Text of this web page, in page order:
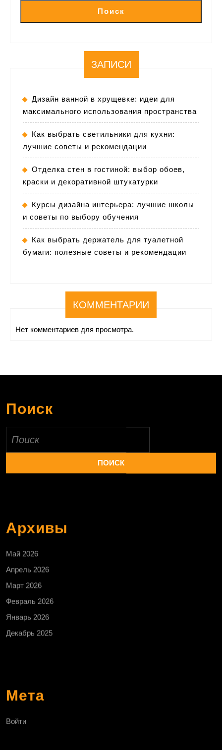
Поиск
ЗАПИСИ
Дизайн ванной в хрущевке: идеи для
максимального использования пространства
Как выбрать светильники для кухни:
лучшие советы и рекомендации
Отделка стен в гостиной: выбор обоев,
краски и декоративной штукатурки
Курсы дизайна интерьера: лучшие школы
и советы по выбору обучения
Как выбрать держатель для туалетной
бумаги: полезные советы и рекомендации
КОММЕНТАРИИ
Нет комментариев для просмотра.
Поиск
Архивы
Май 2026
Апрель 2026
Март 2026
Февраль 2026
Январь 2026
Декабрь 2025
Мета
Войти